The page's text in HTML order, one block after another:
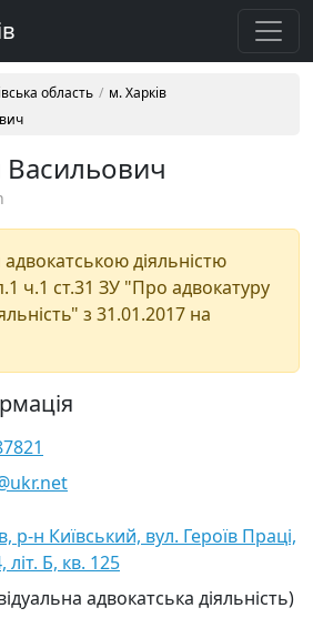
область
м. Харків
Васильович
діяльністю
ч.1 ст.31 ЗУ "Про адвокатуру
з 31.01.2017 на
р-н Київський, вул. Героїв Праці,
літ. Б, кв. 125
адвокатська діяльність)